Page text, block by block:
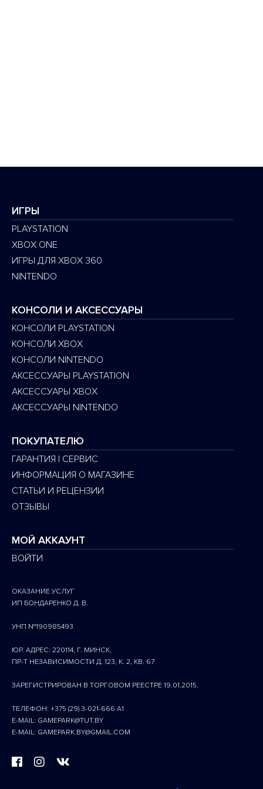
ИГРЫ
PLAYSTATION
XBOX ONE
ИГРЫ ДЛЯ XBOX 360
NINTENDO
КОНСОЛИ И АКСЕССУАРЫ
КОНСОЛИ PLAYSTATION
КОНСОЛИ XBOX
КОНСОЛИ NINTENDO
АКСЕССУАРЫ PLAYSTATION
АКСЕССУАРЫ XBOX
АКСЕССУАРЫ NINTENDO
ПОКУПАТЕЛЮ
ГАРАНТИЯ | СЕРВИС
ИНФОРМАЦИЯ О МАГАЗИНЕ
СТАТЬИ И РЕЦЕНЗИИ
ОТЗЫВЫ
МОЙ АККАУНТ
ВОЙТИ
ОКАЗАНИЕ УСЛУГ
ИП БОНДАРЕНКО Д. В.
УНП №190985493
ЮР. АДРЕС: 220114, Г. МИНСК,
ПР-Т НЕЗАВИСИМОСТИ Д. 123, К. 2, КВ. 67
ЗАРЕГИСТРИРОВАН В ТОРГОВОМ РЕЕСТРЕ 19.01.2015.
ТЕЛЕФОН: +375 (29) 3-021-666 A1
E-MAIL: GAMEPARK@TUT.BY
E-MAIL: GAMEPARK.BY@GMAIL.COM